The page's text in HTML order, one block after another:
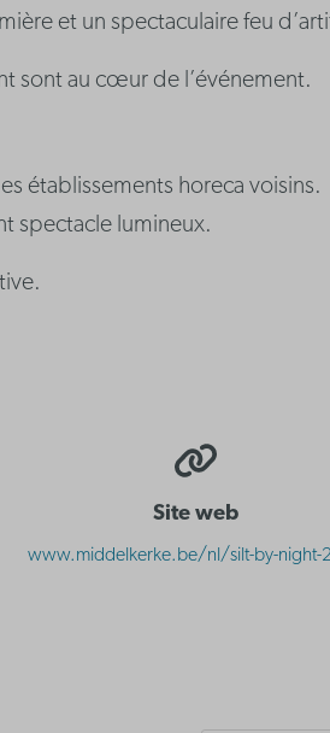
et un spectaculaire feu
sont au cœur de l’événement.
établissements horeca voisins.
spectacle lumineux.
Site web
www.middelkerke.be/nl/silt-by-night-